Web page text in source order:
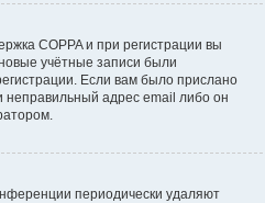
COPPA и при регистрации вы
учётные записи были
Если вам было прислано
неправильный адрес email либо он
периодически удаляют